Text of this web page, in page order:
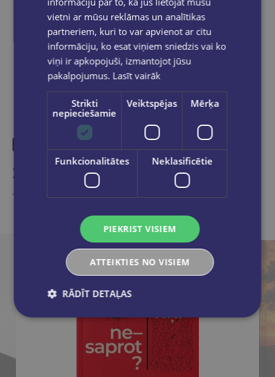
Share on social networks:
Similar products
Take a look
vietni ar mūsu reklāmas un analītikas
partneriem, kuri to var apvienot ar citu
informāciju, ko esat viņiem sniedzis vai ko
viņi ir apkopojuši, izmantojot jūsu
pakalpojumus. Lasīt vairāk
Strikti
nepieciešamie
Veiktspējas Mērķa
Funkcionalitātes Neklasificētie
PIEKRIST VISIEM
ATTEIKTIES NO VISIEM
RĀDĪT DETAĻAS